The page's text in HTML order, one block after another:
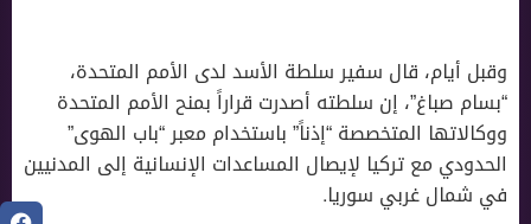
وقبل أيام، قال سفير سلطة الأسد لدى الأمم المتحدة،
“بسام صباغ”، إن سلطته أصدرت قراراً بمنح الأمم المتحدة
ووكالاتها المتخصصة “إذناً” باستخدام معبر “باب الهوى”
الحدودي مع تركيا لإيصال المساعدات الإنسانية إلى المدنيين
في شمال غربي سوريا.